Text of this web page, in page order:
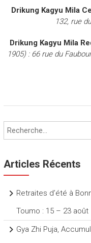
Drikung Kagyu Mila
132, rue
Drikung Kagyu Mila
1905) : 66 rue du
Articles Récents
Retraites d’été à
Toumo : 15 – 23 août
Gya Zhi Puja,